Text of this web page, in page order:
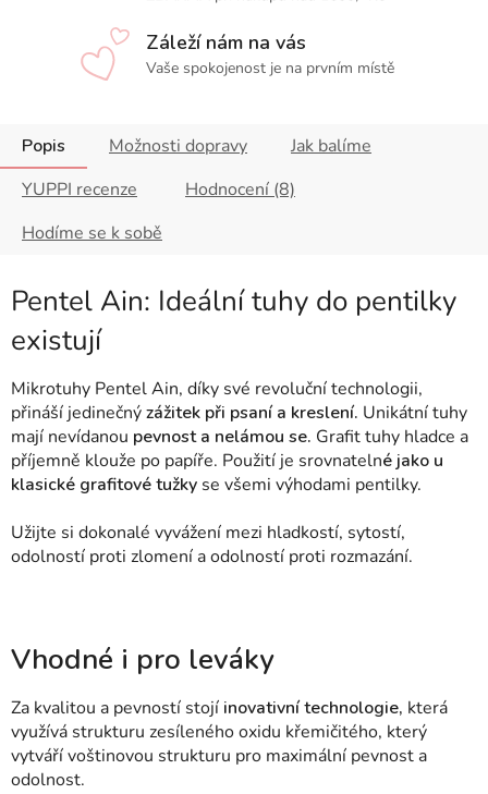
Záleží nám na vás
Vaše spokojenost je na prvním místě
Popis Možnosti dopravy
Jak balíme
YUPPI recenze
Hodnocení (8)
Hodíme se k sobě
Pentel Ain: Ideální tuhy do pentilky
existují
Mikrotuhy Pentel Ain, díky své revoluční technologii,
přináší jedinečnýzážitek při psaní a kreslení. Unikátní tuhy
mají nevídanou pevnost a nelámou se. Grafit tuhy hladce a
příjemně klouže po papíře. Použití je srovnatelné jako u
klasické grafitové tužky se všemi výhodami pentilky.
Užijte si dokonalé vyvážení mezi hladkostí, sytostí,
odolností proti zlomení a odolností proti rozmazání.
Vhodné i pro leváky
Za kvalitou a pevností stojí inovativní technologie, která
využívá strukturu zesíleného oxidu křemičitého, který
vytváří voštinovou strukturu pro maximální pevnost a
odolnost.